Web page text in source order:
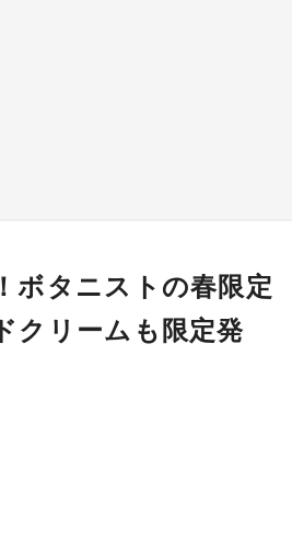
ボタニストの春限定
クリームも限定発